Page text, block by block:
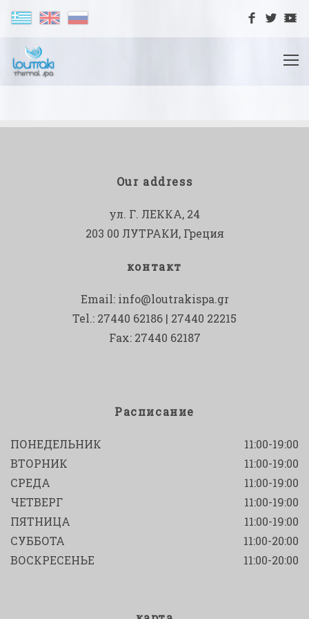
Our address
ул. Г. ЛЕККА, 24
203 00 ЛУТРАКИ, Греция
контакт
Email: info@loutrakispa.gr
Tel.: 27440 62186 | 27440 22215
Fax: 27440 62187
Расписание
ПОНЕДЕЛЬНИК
11:00-19:00
ВТОРНИК
11:00-19:00
СРЕДА
11:00-19:00
ЧЕТВЕРГ
11:00-19:00
ПЯТНИЦА
11:00-19:00
СУББОТА
11:00-20:00
ВОСКРЕСЕНЬЕ
11:00-20:00